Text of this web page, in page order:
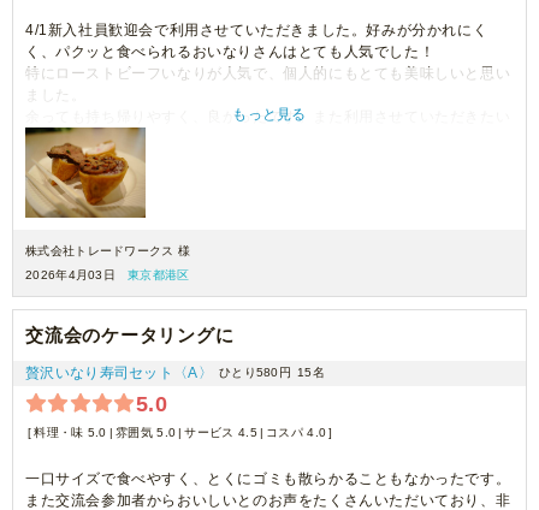
4/1新入社員歓迎会で利用させていただきました。好みが分かれにく
く、パクッと食べられるおいなりさんはとても人気でした！
特にローストビーフいなりが人気で、個人的にもとても美味しいと思い
ました。
余っても持ち帰りやすく、良かったです。また利用させていただきたい
です。
もっと見る
株式会社トレードワークス 様
2026年4月03日
東京都港区
交流会のケータリングに
贅沢いなり寿司セット〈A〉 ひとり580円 15名
5.0
料理・味 5.0 雰囲気 5.0 サービス 4.5 コスパ 4.0
一口サイズで食べやすく、とくにゴミも散らかることもなかったです。
また交流会参加者からおいしいとのお声をたくさんいただいており、非